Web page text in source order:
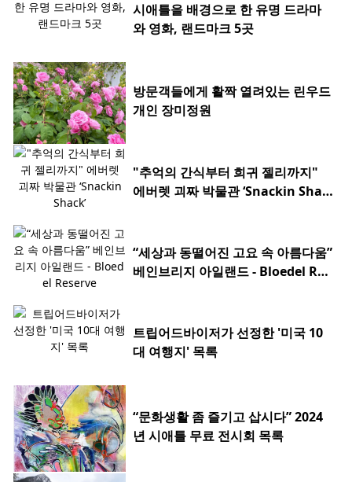
시애틀을 배경으로 한 유명 드라마
와 영화, 랜드마크 5곳
방문객들에게 활짝 열려있는 린우드
개인 장미정원
"추억의 간식부터 희귀 젤리까지"
에버렛 괴짜 박물관 ‘Snackin Shac
“세상과 동떨어진 고요 속 아름다움”
베인브리지 아일랜드 - Bloedel Res
트립어드바이저가 선정한 '미국 10
대 여행지' 목록
“문화생활 좀 즐기고 삽시다” 2024
년 시애틀 무료 전시회 목록